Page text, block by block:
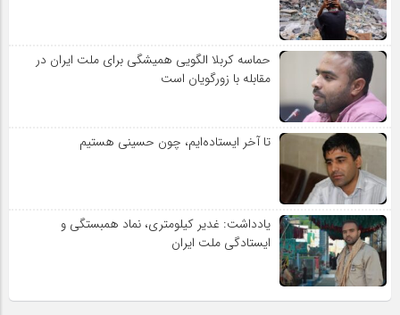
حماسه کربلا الگویی همیشگی برای ملت ایران در
مقابله با زورگویان است
تا آخر ایستاده‌ایم، چون حسینی هستیم
یادداشت: غدیر کیلومتری، نماد همبستگی و
ایستادگی ملت ایران